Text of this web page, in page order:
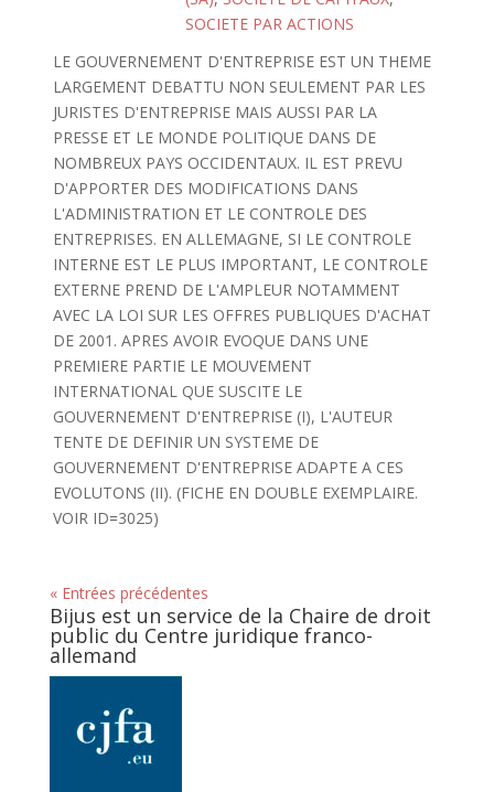
SOCIETE PAR ACTIONS
LE GOUVERNEMENT D'ENTREPRISE EST UN THEME
LARGEMENT DEBATTU NON SEULEMENT PAR LES
JURISTES D'ENTREPRISE MAIS AUSSI PAR LA
PRESSE ET LE MONDE POLITIQUE DANS DE
NOMBREUX PAYS OCCIDENTAUX. IL EST PREVU
D'APPORTER DES MODIFICATIONS DANS
L'ADMINISTRATION ET LE CONTROLE DES
ENTREPRISES. EN ALLEMAGNE, SI LE CONTROLE
INTERNE EST LE PLUS IMPORTANT, LE CONTROLE
EXTERNE PREND DE L'AMPLEUR NOTAMMENT
AVEC LA LOI SUR LES OFFRES PUBLIQUES D'ACHAT
DE 2001. APRES AVOIR EVOQUE DANS UNE
PREMIERE PARTIE LE MOUVEMENT
INTERNATIONAL QUE SUSCITE LE
GOUVERNEMENT D'ENTREPRISE (I), L'AUTEUR
TENTE DE DEFINIR UN SYSTEME DE
GOUVERNEMENT D'ENTREPRISE ADAPTE A CES
EVOLUTONS (II). (FICHE EN DOUBLE EXEMPLAIRE.
VOIR ID=3025)
« Entrées précédentes
Bijus est un service de la Chaire de droit
public du Centre juridique franco-
allemand